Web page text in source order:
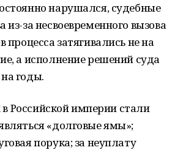
нарушался, судебные
из-за несвоевременного вызова
процесса затягивались не на
а исполнение решений суда
годы.
в Российской империи стали
«долговые ямы»;
порука; за неуплату